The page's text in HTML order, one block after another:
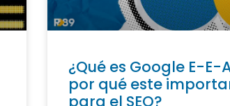
¿Qué es Google E-E-
por qué este
para el SEO?